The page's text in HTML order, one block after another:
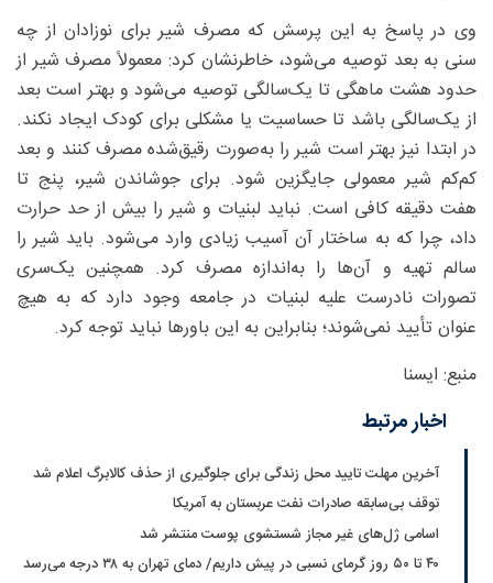
وی در پاسخ به این پرسش که مصرف شیر برای نوزادان از چه
سنی به بعد توصیه می‌شود، خاطرنشان کرد: معمولاً مصرف شیر از
حدود هشت ماهگی تا یک‌سالگی توصیه می‌شود و بهتر است بعد
از یک‌سالگی باشد تا حساسیت یا مشکلی برای کودک ایجاد نکند.
در ابتدا نیز بهتر است شیر را به‌صورت رقیق‌شده مصرف کنند و بعد
کم‌کم شیر معمولی جایگزین شود. برای جوشاندن شیر، پنج تا
هفت دقیقه کافی است. نباید لبنیات و شیر را بیش از حد حرارت
داد، چرا که به ساختار آن آسیب زیادی وارد می‌شود. باید شیر را
سالم تهیه و آن‌ها را به‌اندازه مصرف کرد. همچنین یک‌سری
تصورات نادرست علیه لبنیات در جامعه وجود دارد که به هیچ
عنوان تأیید نمی‌شوند؛ بنابراین به این باورها نباید توجه کرد.
منبع: ایسنا
اخبار مرتبط
آخرین مهلت تایید محل زندگی برای جلوگیری از حذف کالابرگ اعلام شد
توقف بی‌سابقه صادرات نفت عربستان به آمریکا
اسامی ژل‌های غیر مجاز شستشوی پوست منتشر شد
۴۰ تا ۵۰ روز گرمای نسبی در پیش داریم/ دمای تهران به ۳۸ درجه می‌رسد